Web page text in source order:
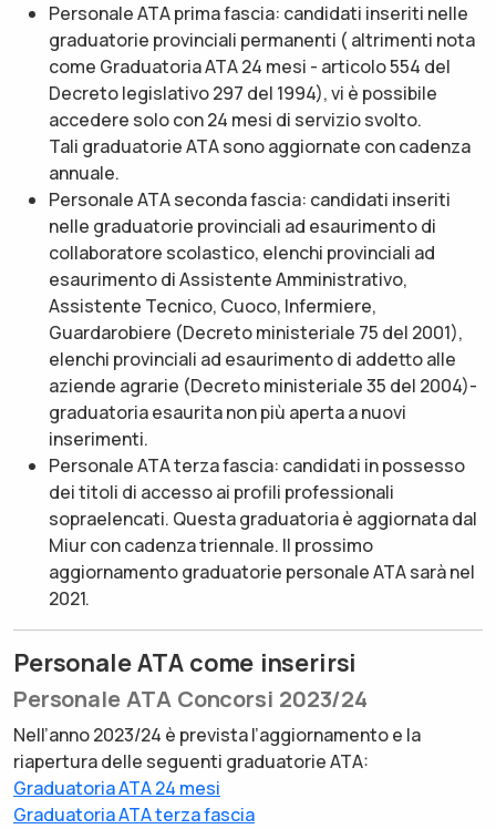
Personale ATA prima fascia: candidati inseriti nelle
graduatorie provinciali permanenti ( altrimenti nota
come Graduatoria ATA 24 mesi - articolo 554 del
Decreto legislativo 297 del 1994), vi è possibile
accedere solo con 24 mesi di servizio svolto.
Tali graduatorie ATA sono aggiornate con cadenza
annuale.
Personale ATA seconda fascia: candidati inseriti
nelle graduatorie provinciali ad esaurimento di
collaboratore scolastico, elenchi provinciali ad
esaurimento di Assistente Amministrativo,
Assistente Tecnico, Cuoco, Infermiere,
Guardarobiere (Decreto ministeriale 75 del 2001),
elenchi provinciali ad esaurimento di addetto alle
aziende agrarie (Decreto ministeriale 35 del 2004)-
graduatoria esaurita non più aperta a nuovi
inserimenti.
Personale ATA terza fascia: candidati in possesso
dei titoli di accesso ai profili professionali
sopraelencati. Questa graduatoria è aggiornata dal
Miur con cadenza triennale. Il prossimo
aggiornamento graduatorie personale ATA sarà nel
2021.
Personale ATA come inserirsi
Personale ATA Concorsi 2023/24
Nell’anno 2023/24 è prevista l’aggiornamento e la
riapertura delle seguenti graduatorie ATA:
Graduatoria ATA 24 mesi
Graduatoria ATA terza fascia